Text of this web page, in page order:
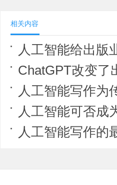
相关内容
人工智能给出版
ChatGPT改变了
人工智能写作为
人工智能可否成
人工智能写作的